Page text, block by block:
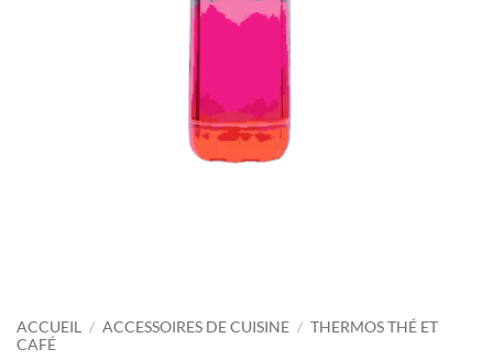
ACCUEIL / ACCESSOIRES DE CUISINE / THERMOS THÉ ET
CAFÉ